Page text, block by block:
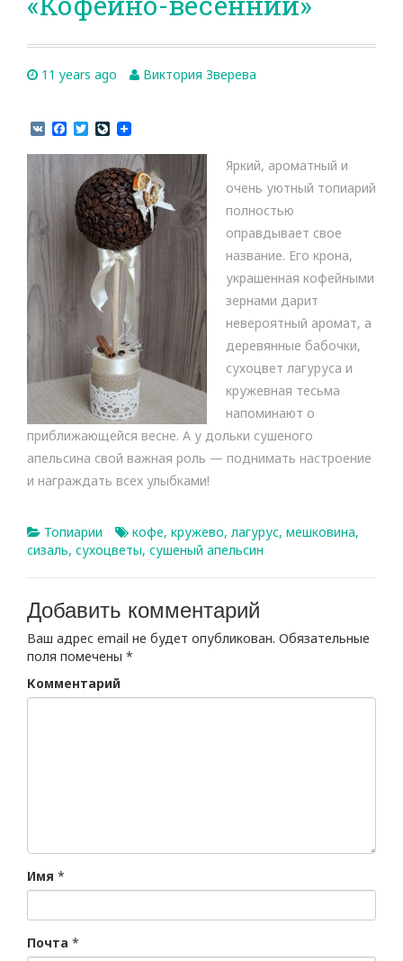
11 years ago Виктория Зверева
V
c
o
o
T
i
t
t
e
r
L
v
e
J
o
u
r
n
a
l
Яркий, ароматный и
очень уютный топиарий
полностью
оправдывает свое
название. Его крона,
украшенная кофейными
зернами дарит
невероятный аромат, а
деревянные бабочки,
сухоцвет лагуруса и
кружевная тесьма
напоминают о
приближающейся весне. А у дольки сушеного
апельсина свой важная роль — поднимать настроение
и награждать всех улыбками!
Топиарии кофе, кружево, лагурус, мешковина,
сизаль, сухоцветы, сушеный апельсин
Добавить комментарий
Ваш адрес email не будет опубликован. Обязательные
поля помечены *
Комментарий
Имя *
Почта *